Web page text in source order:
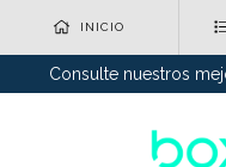
INICIO
Consulte nuestros